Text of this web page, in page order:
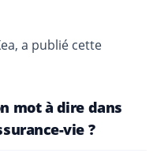
a publié cette
mot à dire dans
vie ?